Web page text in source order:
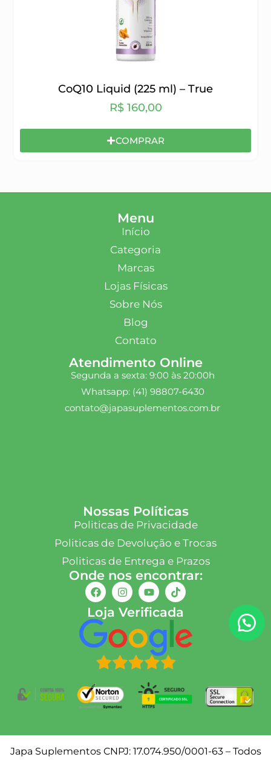
CoQ10 Liquid (225 ml) – True
R$160,00
COMPRAR
Menu
Início
Categoria
Marcas
Lojas Físicas
Sobre Nós
Blog
Contato
Atendimento Online
Segunda a sexta: 9:00 às 20:00h
Whatsapp: (41) 98807-6430
contato@japasuplementos.com.br
Nossas Políticas
Politicas de Privacidade
Politicas de Devolução e Trocas
Politicas de Entrega e Prazos
Onde nos encontrar:
Loja Verificada
Japa Suplementos CNPJ: 17.074.950/0001-63 – Todos